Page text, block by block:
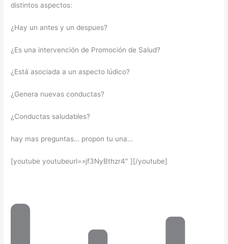
distintos aspectos:
¿Hay un antes y un despues?
¿Es una intervención de Promoción de Salud?
¿Está asociada a un aspecto lúdico?
¿Genera nuevas conductas?
¿Conductas saludables?
hay mas preguntas… propon tu una…
[youtube youtubeurl=»jf3NyBthzr4″ ][/youtube]